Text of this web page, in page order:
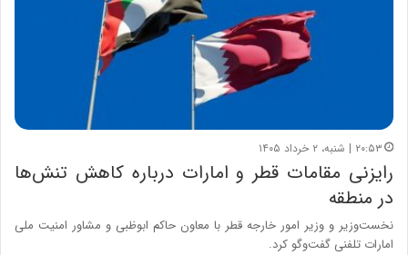
۲۰:۵۳ | شنبه، ۲ خرداد ۱۴۰۵
رایزنی مقامات قطر و امارات درباره کاهش تنش‌ها
در منطقه
نخست‌وزیر و وزیر امور خارجه قطر با معاون حاکم ابوظبی و مشاور امنیت ملی
امارات تلفنی گفت‌و‌گو کرد.